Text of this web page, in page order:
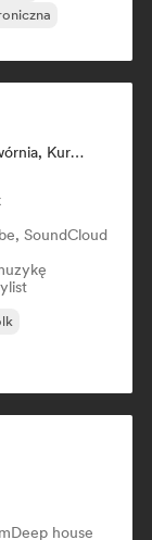
Kanał Na YouTube/Twitch, Wytwórnia, Kurator Playlisty
SoundCloud
Deep house